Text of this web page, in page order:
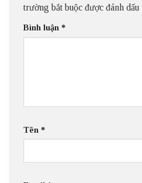
trường bắt buộc được đánh dấu
Bình luận *
Tên *